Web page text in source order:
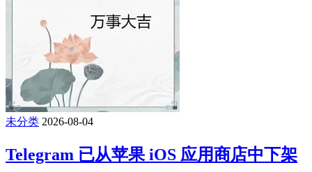
未分类 2026-08-04
Telegram 已从苹果 iOS 应用商店中下架